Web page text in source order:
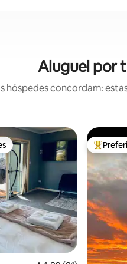
Aluguel por
hóspedes concordam:
Entre